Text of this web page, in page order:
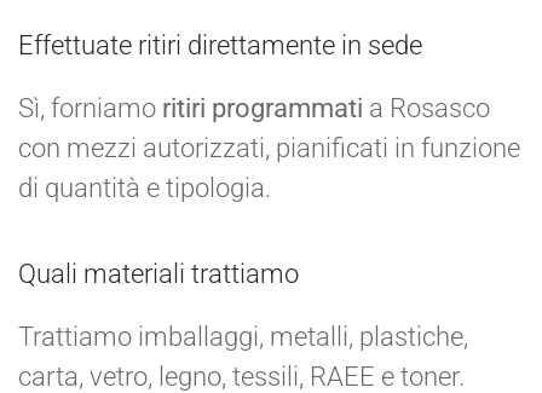
Effettuate ritiri direttamente in sede
Sì, forniamo ritiri programmati a Rosasco
con mezzi autorizzati, pianificati in funzione
di quantità e tipologia.
Quali materiali trattiamo
Trattiamo imballaggi, metalli, plastiche,
carta, vetro, legno, tessili, RAEE e toner.